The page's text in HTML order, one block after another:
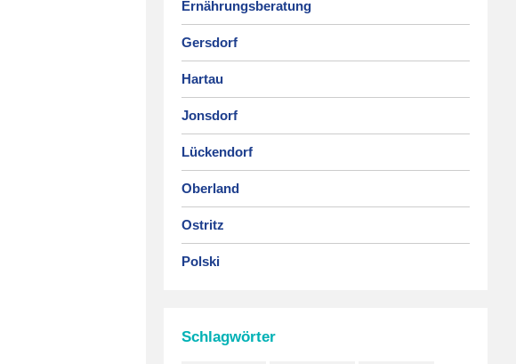
Ernährungsberatung
Gersdorf
Hartau
Jonsdorf
Lückendorf
Oberland
Ostritz
Polski
Schlagwörter